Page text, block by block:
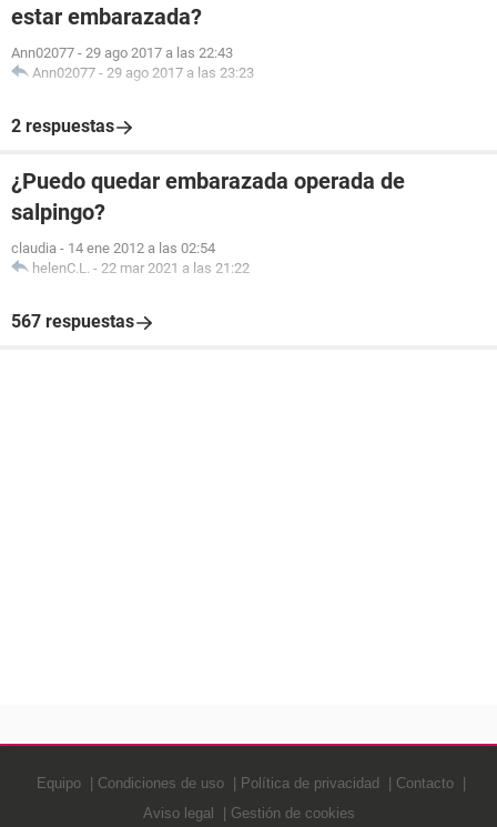
estar embarazada?
Ann02077 - 29 ago 2017 a las 22:43
Ann02077 - 29 ago 2017 a las 23:23
2 respuestas
¿Puedo quedar embarazada operada de
salpingo?
claudia - 14 ene 2012 a las 02:54
helenC.L. - 22 mar 2021 a las 21:22
567 respuestas
Equipo Condiciones de uso Política de privacidad
Contacto
Aviso legal
Gestión de cookies